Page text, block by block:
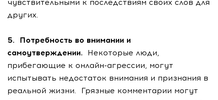
чувствительными к последствиям своих слов для
других.
5. Потребность во внимании и
самоутверждении. Некоторые люди,
прибегающие к онлайн-агрессии, могут
испытывать недостаток внимания и признания в
реальной жизни. Грязные комментарии могут